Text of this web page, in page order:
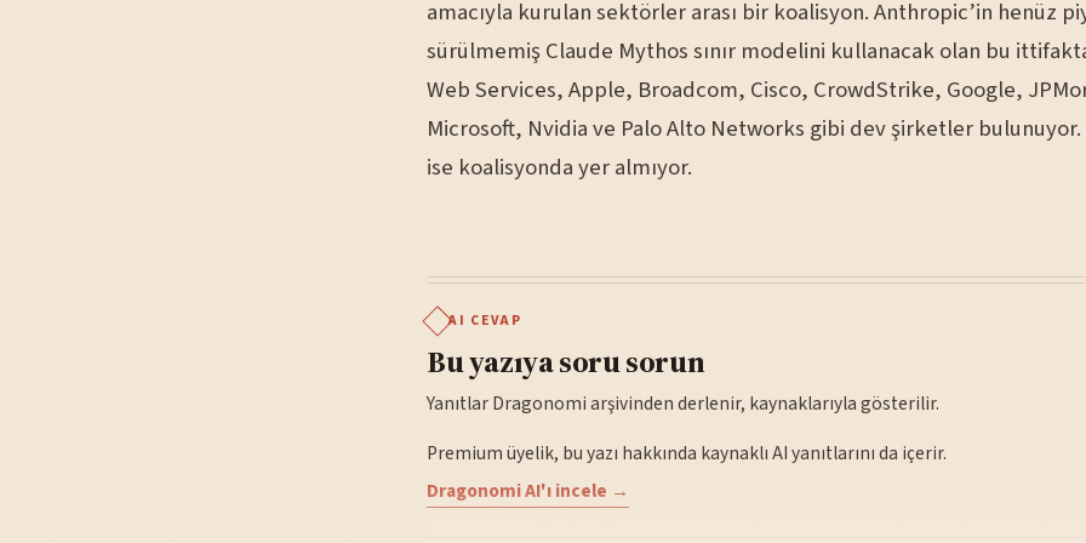
amacıyla kurulan sektörler arası bir koalisyon. Anthropic’in henüz
sürülmemiş Claude Mythos sınır modelini kullanacak olan bu
Web Services, Apple, Broadcom, Cisco, CrowdStrike, Google,
Microsoft, Nvidia ve Palo Alto Networks gibi dev şirketler
ise koalisyonda yer almıyor.
AI CEVAP
Bu yazıya soru sorun
Yanıtlar Dragonomi arşivinden derlenir, kaynaklarıyla gösterilir.
Premium üyelik, bu yazı hakkında kaynaklı AI yanıtlarını da içerir.
Dragonomi AI'ı incele →